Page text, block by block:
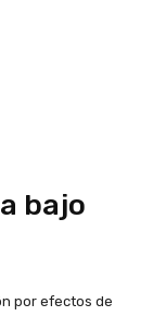
bajo
por efectos de